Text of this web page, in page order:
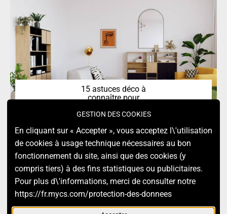
15 astuces déco à
connaître pour
votre maison
RETOUR EN HAUT
GESTION DES COOKIES
En cliquant sur « Accepter », vous acceptez l\'utilisation
de cookies à usage technique nécessaires au bon
fonctionnement du site, ainsi que des cookies (y
compris tiers) à des fins statistiques ou publicitaires.
Pour plus d\'informations, merci de consulter notre
https://fr.mycs.com/protection-des-donnees